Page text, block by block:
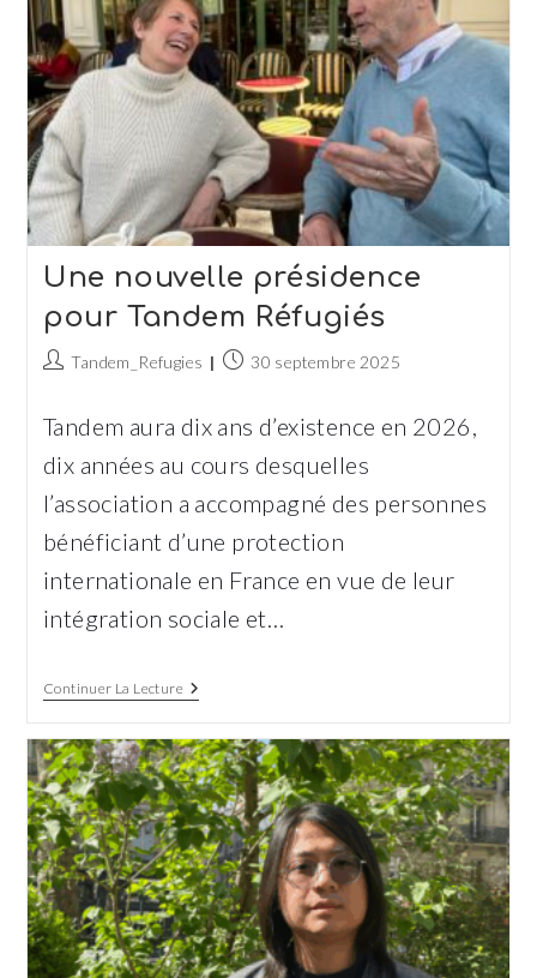
Une nouvelle présidence
pour Tandem Réfugiés
Auteur/autrice
publication :
Tandem_Refugies
Publication
30 septembre 2025
Tandem aura dix ans d’existence en 2026,
dix années au cours desquelles
l’association a accompagné des personnes
bénéficiant d’une protection
internationale en France en vue de leur
intégration sociale et…
Continuer La LectureUne
Nouvelle
Pour
Tandem
Réfugiés